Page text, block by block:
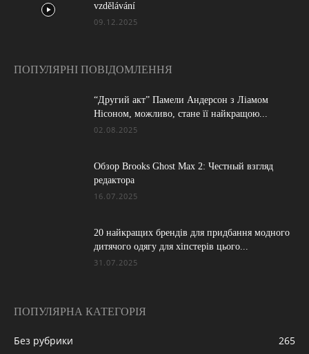
vzdělávání
09.12.2025
ПОПУЛЯРНІ ПОВІДОМЛЕННЯ
“Другий акт” Памели Андерсон з Ліамом
Нісоном, можливо, стане її найкращою...
02.08.2025
Обзор Brooks Ghost Max 2: Честный взгляд
редактора
16.07.2025
20 найкращих брендів для придбання модного
дитячого одягу для хіпстерів цього...
31.07.2025
ПОПУЛЯРНА КАТЕГОРІЯ
Без рубрики
265